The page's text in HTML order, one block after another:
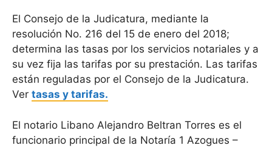
El Consejo de la Judicatura, mediante la
resolución No. 216 del 15 de enero del 2018;
determina las tasas por los servicios notariales y a
su vez fija las tarifas por su prestación. Las tarifas
están reguladas por el Consejo de la Judicatura.
Ver tasas y tarifas.
El notario Libano Alejandro Beltran Torres es el
funcionario principal de la Notaría 1 Azogues –